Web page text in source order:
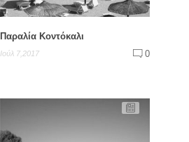
Παραλία Κοντόκαλι
Ιούλ 7,2017 0